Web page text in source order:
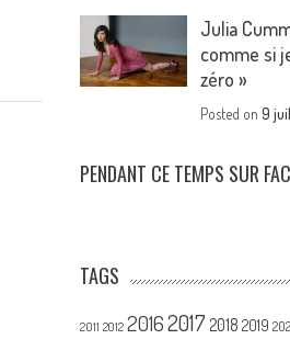
Julia
comme si
zéro »
Posted on9
PENDANT CE TEMPS SUR
TAGS
2011 2012 20162017 2018 2019